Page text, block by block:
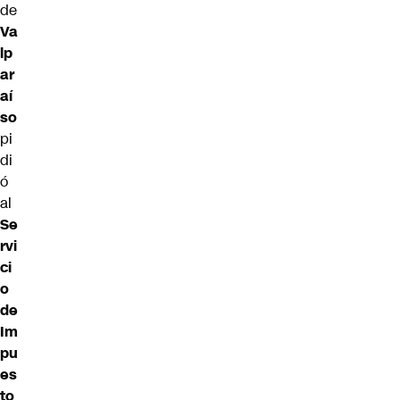
de
Va
lp
ar
aí
so
pi
di
ó
al
Se
rvi
ci
o
de
Im
pu
es
to